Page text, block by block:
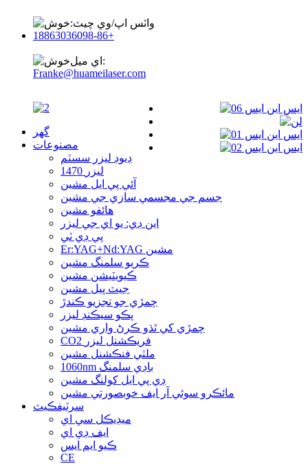
واٽس اپ/وي چيٽ:
+86-18863036098
اي ميل:
Franke@huameilaser.com
گھر
مصنوعات
ڊيوڊ ليزر سسٽم
1470 ليزر
آئي پي ايل مشين
جسم جي مجسمي سازي جي مشين
هائفو مشين
اين ڊي: يو اي جي ليزر
پي ڊي ٽي
Er:YAG+Nd:YAG مشين
ڪريو سلمنگ مشين
ڪيويٽيشن مشين
جيٽ پيل مشين
چمڙي جو تجزيو ڪندڙ
پڪو سيڪنڊ ليزر
چمڙي کي ٿڌو ڪرڻ واري مشين
CO2 فريڪشنل ليزر
ملٽي فنڪشنل مشين
1060nm باڊي سلمنگ
ڊي پي ايل کولنگ مشين
مائڪرو سوئي آر ايف خوبصورتي مشين
سرٽيفڪيٽ
ميڊيڪل سي اي
ايف ڊي اي
ڪيو ايم ايس
CE